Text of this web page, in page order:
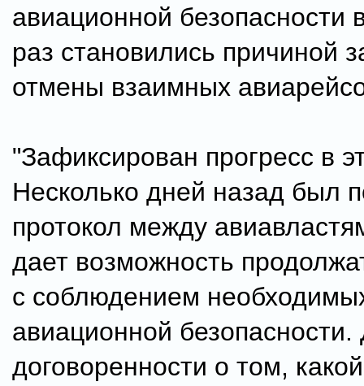
авиационной
раз становились причиной
отмены взаимных
"Зафиксирован прогресс в
Несколько дней назад был
протокол между
дает возможность
с соблюдением
авиационной безопасности.
договоренности о том,